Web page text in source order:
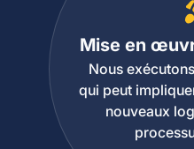
Mise en
Nous
qui peut
nouveaux